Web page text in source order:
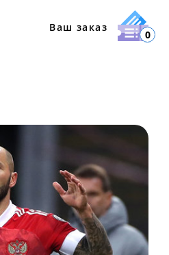
Ваш заказ
0